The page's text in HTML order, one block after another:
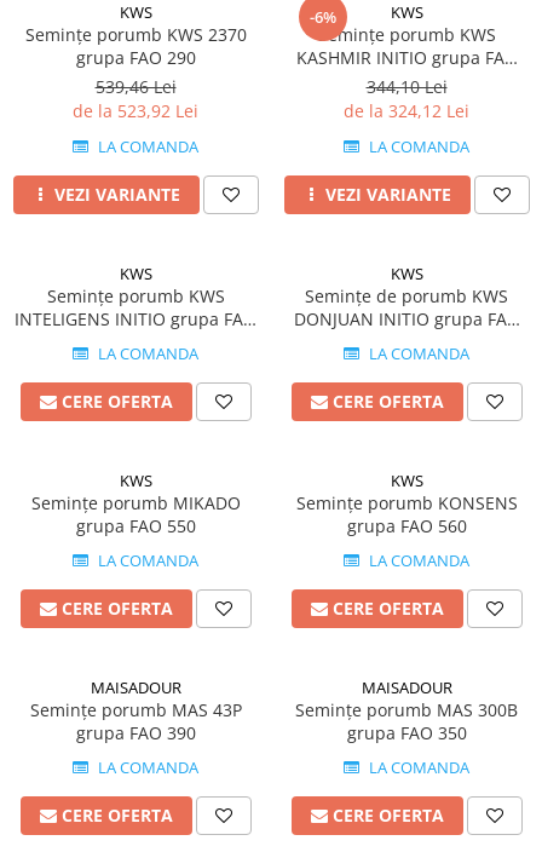
Fungicide
Fungicide
Insecticide
CĂPȘUN
Insecticide
Acaricide
Biostimulatori
Fertilizanți foliari
CARTOF
Insecticide
Biostimulatori
CASTAN
Fungicide
Insecticide
Acaricide
Fertilizanți foliari
Dezinfectant sol
Biostimulatori
Fertilizanți foliari
CEREALE PĂIOASE
Insecticide
Biostimulatori
Fertilizanți foliari
CIREȘ
Insecticide
Biostimulatori
Fertilizanți foliari
Adjuvanți
CITRICE
Fertilizanți foliari
CONOPIDĂ
Insecticide
CUCURBITACEE
DOVLEAC
Insecticide
DOVLECEI
Insecticide
FASOLE
KWS
Semințe porumb KWS 2370
grupa FAO 290
539,46 Lei
de la 523,92 Lei
LA COMANDA
VEZI VARIANTE
-6% KWS
Semințe porumb KWS
KASHMIR INITIO grupa FAO
370
344,10 Lei
de la 324,12 Lei
LA COMANDA
VEZI VARIANTE
KWS
Semințe porumb KWS
INTELIGENS INITIO grupa FAO
LA COMANDA
CERE OFERTA
KWS
Semințe de porumb KWS
DONJUAN INITIO grupa FAO
LA COMANDA
CERE OFERTA
KWS
Semințe porumb MIKADO
grupa FAO 550
LA COMANDA
CERE OFERTA
KWS
Semințe porumb KONSENS
grupa FAO 560
LA COMANDA
CERE OFERTA
MAISADOUR
Semințe porumb MAS 43P
grupa FAO 390
LA COMANDA
CERE OFERTA
MAISADOUR
Semințe porumb MAS 300B
grupa FAO 350
LA COMANDA
CERE OFERTA